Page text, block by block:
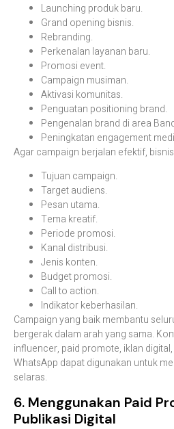
Launching produk baru.
Grand opening bisnis.
Rebranding.
Perkenalan layanan baru.
Promosi event.
Campaign musiman.
Aktivasi komunitas.
Penguatan positioning brand.
Pengenalan brand di area
Peningkatan engagement
Agar campaign berjalan efektif,
Tujuan campaign.
Target audiens.
Pesan utama.
Tema kreatif.
Periode promosi.
Kanal distribusi.
Jenis konten.
Budget promosi.
Call to action.
Indikator keberhasilan.
Campaign yang baik membantu
bergerak dalam arah yang sama.
influencer, paid promote, iklan
WhatsApp dapat digunakan untuk
selaras.
6. Menggunakan Paid
Publikasi Digital